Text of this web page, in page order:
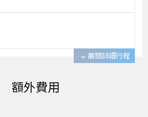
expand_more 展開詳細行程